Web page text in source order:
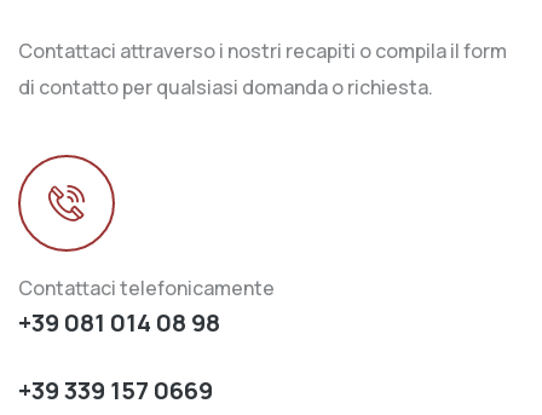
Contattaci attraverso i nostri recapiti o compila il form
di contatto per qualsiasi domanda o richiesta.
Contattaci telefonicamente
+39 081 014 08 98
+39 339 157 0669